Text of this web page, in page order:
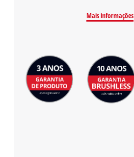
Mais informações